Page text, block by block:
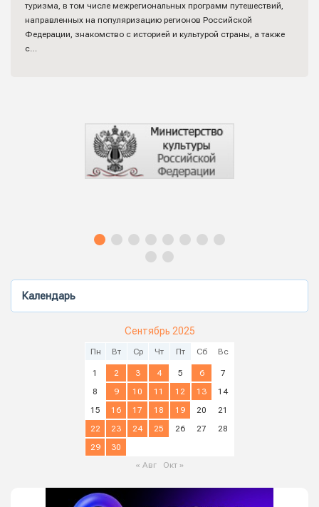
Календарь
Сентябрь 2025
Пн Вт Ср Чт Пт Сб Вс
1 2 3 4 5 6
7
8
9 10 11 12 13
14
15
16 17 18 19 20
21
22
23 24 25 26 27
28
29
30
« Авг
Окт »
туризма, в том числе межрегиональных программ путешествий,
направленных на популяризацию регионов Российской
Федерации, знакомство с историей и культурой страны, а также
с…